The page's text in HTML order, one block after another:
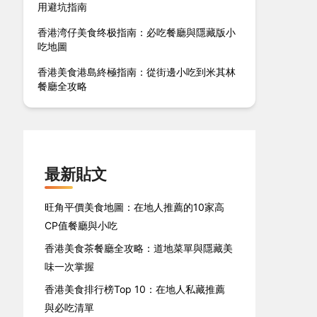
用避坑指南
香港湾仔美食终极指南：必吃餐廳與隱藏版小
吃地圖
香港美食港島終極指南：從街邊小吃到米其林
餐廳全攻略
最新貼文
旺角平價美食地圖：在地人推薦的10家高
CP值餐廳與小吃
香港美食茶餐廳全攻略：道地菜單與隱藏美
味一次掌握
香港美食排行榜Top 10：在地人私藏推薦
與必吃清單